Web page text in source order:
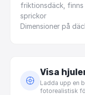
friktionsdäck, finns
sprickor
Dimensioner på
Visa
Ladda upp en
fotorealistisk